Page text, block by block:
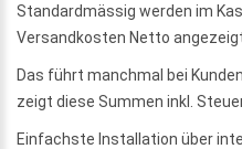
Standardmässig werden im
Versandkosten Netto
Das führt manchmal bei
zeigt diese Summen inkl.
Einfachste Installation über